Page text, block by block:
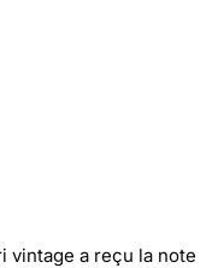
vintage a reçu la note